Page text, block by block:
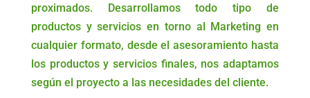
proximados. Desarrollamos todo tipo de
productos y servicios en torno al Marketing en
cualquier formato, desde el asesoramiento hasta
los productos y servicios finales, nos adaptamos
según el proyecto a las necesidades del cliente.